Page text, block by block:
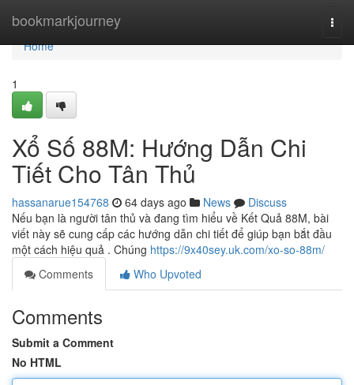
bookmarkjourney
Home
Home
1
Xổ Số 88M: Hướng Dẫn Chi
Tiết Cho Tân Thủ
hassanarue154768 64 days ago News
Discuss
Nếu bạn là người tân thủ và đang tìm hiểu về Kết Quả 88M, bài
viết này sẽ cung cấp các hướng dẫn chi tiết để giúp bạn bắt đầu
một cách hiệu quả . Chúng https://9x40sey.uk.com/xo-so-88m/
Comments
Who Upvoted
Comments
Submit a Comment
No HTML